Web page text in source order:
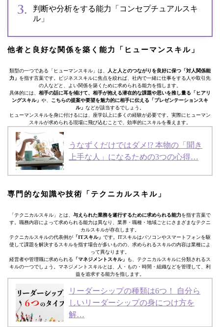
判断や分析をする能力「コンセプチュアルスキ
ル」
他者と良好な関係を築く能力「ヒューマンスキル」
類型の一つである「ヒューマンスキル」は、
人と人とのつながりを良好に保つ「対人関係能
力」 を指す言葉です。ビジネススキルに焦点を絞れば、社内で一緒に仕事をする人や取引先
の人などと、よい関係を築くために求められる能力を指します。
具体的には、 相手の話に耳を傾けて、相手が抱える潜在的な課題や思いを推し量る「ヒアリ
ングスキル」 や、 こちらの提案や要望を魅力的に相手に伝える「プレゼンテーションスキ
ル」 などが該当するでしょう。
ヒューマンスキルを身に付けるには、座学以上に多くの経験が必要です。実際にヒューマン
スキルが求められる現場に飛び込むことで、効率的にスキルを養えます。
うなずくだけではダメ!? 本物の「聞き
上手な人」になるための3つの心得…
専門的な知識や技術「テクニカルスキル」
「テクニカルスキル」とは、 与えられた業務を遂行するために求められる能力を指す言葉で
す。職務内容によって求められる能力は異なり、業界・職種・地域ごとにさまざまなテクニ
カルスキルが存在します。
テクニカルスキルの代表例が 「ITスキル」 です。ITスキルはパソコンやスマートフォンを駆
使して課題を解決するスキルを指す場合が多いものの、求められるスキルの内容は業種によ
って異なります。
経営者や管理職に求められる 「マネジメントスキル」
も、テクニカルスキルに分類されるス
キルの一つでしょう。マネジメントスキルとは、人・もの・時間・組織などを管理して、利
益を追求する能力を指します。
リーダーシップの種類は6つ！ 自分ら
しいリーダーシップの身につけ方を
解…